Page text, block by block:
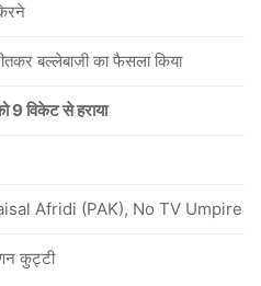
बल्लेबाजी का फैसला किया
9 विकेट से हराया
Faisal Afridi (PAK), No TV Umpire
कुट्टी